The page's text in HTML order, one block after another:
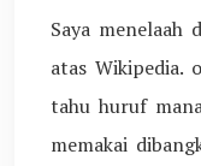
Saya menelaah
atas Wikipedia.
tahu huruf
memakai